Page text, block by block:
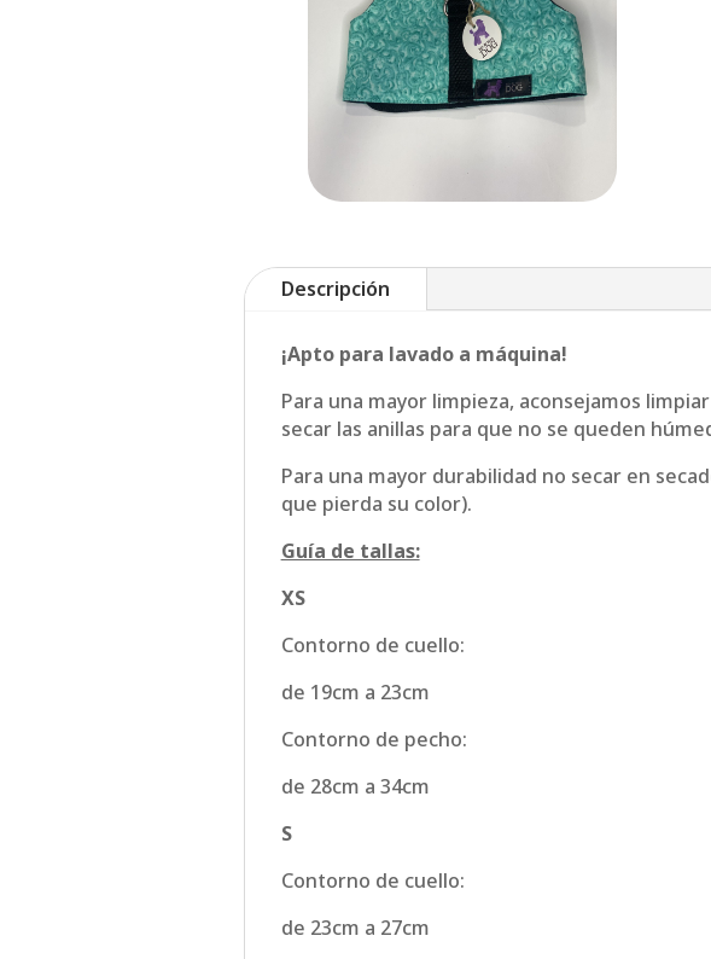
Descripción
¡Apto para lavado a máquina!
Para una mayor limpieza, aconsejamos
secar las anillas para que no se queden
Para una mayor durabilidad no secar en
que pierda su color).
Guía de tallas:
XS
Contorno de cuello:
de 19cm a 23cm
Contorno de pecho:
de 28cm a 34cm
S
Contorno de cuello:
de 23cm a 27cm